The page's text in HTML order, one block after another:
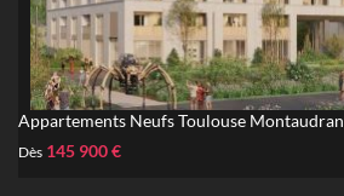
Appartements Neufs Toulouse Montaudran
Dès 145 900 €